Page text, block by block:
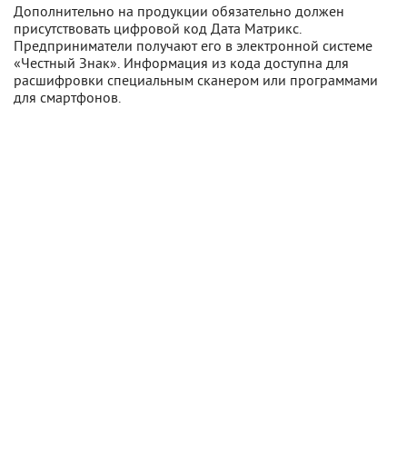
Дополнительно на продукции обязательно должен
присутствовать цифровой код Дата Матрикс.
Предприниматели получают его в электронной системе
«Честный Знак». Информация из кода доступна для
расшифровки специальным сканером или программами
для смартфонов.